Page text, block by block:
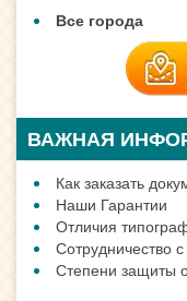
Все города
ВАЖНАЯ
Как заказать
Наши Гарантии
Отличия
Сотрудничество
Степени защиты